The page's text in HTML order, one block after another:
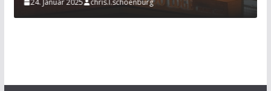
chris.l.schoenburg 20. November 2019